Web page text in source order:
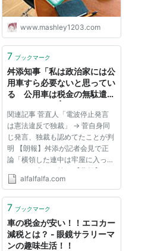
www.mashley1203.com
7 ブックマーク
舛添知事「私は政治家には公
用車すら必要ないと思ってい
る 公用車は税金の無駄遣い
スレッドまとめブログ - アル
ファルファモザイク
関連記事 菅直人「電波停止発言
は憲法違反で独裁」 → 菅自身同
じ発言、独裁も認めてたことが判
明 【朗報】舛添が記者会見で正
論「横領した連中は牢屋に入って
もらう。当たり前」 【悲報】Jリ
ーグ、募金をして4万6000円ｗ
ガン見してる奴ってどんだけ育ち
過ぎの...
alfalfalfa.com
7 ブックマーク
車の税金が安い！！エコカー
減税とは？ - 眼鏡サラリーマ
ンの趣味生活！！